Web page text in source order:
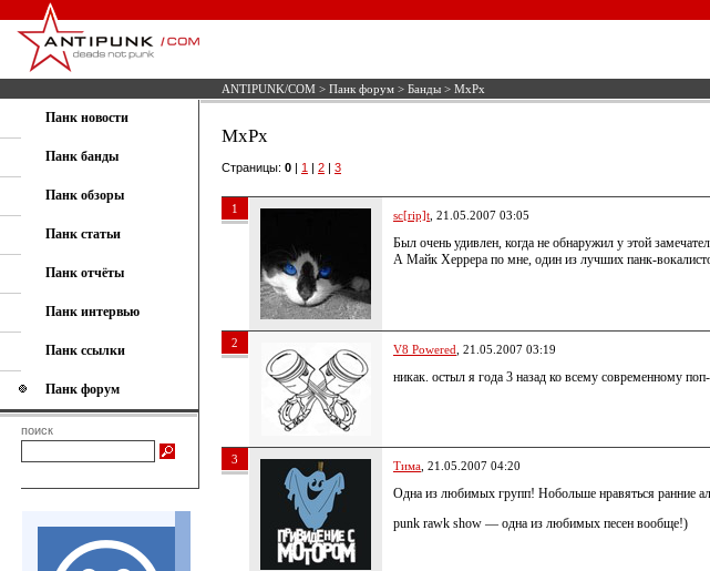
ANTIPUNK/COM > Панк форум > Банды > MxPx
Панк новости
Панк банды
Панк обзоры
Панк статьи
Панк отчёты
Панк интервью
Панк ссылки
Панк форум
поиск
MxPx
Страницы: 0 | 1 | 2 | 3
1 sc[rip]t , 21.05.2007 03:05
Был очень удивлен, когда не обнаружил у этой
А Майк Херрера по мне, один из лучших панк-
2 V8 Powered , 21.05.2007 03:19
никак. остыл я года 3 назад ко всему современному
3 Тима , 21.05.2007 04:20
Одна из любимых групп! Нобольше нравяться ранние
punk rawk show — одна из любимых песен вообще!)